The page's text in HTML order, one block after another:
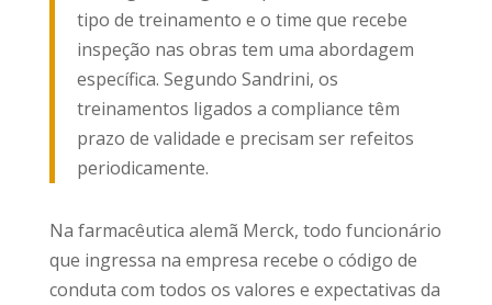
tipo de treinamento e o time que recebe
inspeção nas obras tem uma abordagem
específica. Segundo Sandrini, os
treinamentos ligados a compliance têm
prazo de validade e precisam ser refeitos
periodicamente.
Na farmacêutica alemã Merck, todo funcionário
que ingressa na empresa recebe o código de
conduta com todos os valores e expectativas da